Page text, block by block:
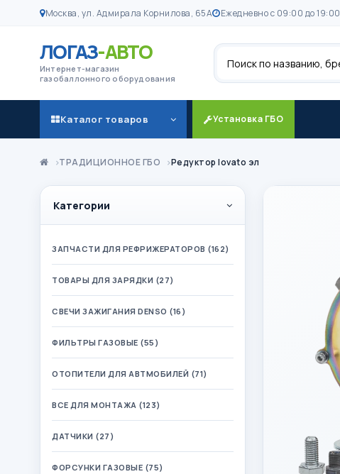
Москва, ул. Адмирала Корнилова, 65А Ежедневно с 09:00 до 19:00
ЛОГАЗ-АВТО
Интернет-магазин
газобаллонного оборудования
Каталог товаров Установка ГБО
ТРАДИЦИОННОЕ ГБО Редуктор lovato эл
Категории
ЗАПЧАСТИ ДЛЯ РЕФРИЖЕРАТОРОВ (162)
ТОВАРЫ ДЛЯ ЗАРЯДКИ (27)
СВЕЧИ ЗАЖИГАНИЯ DENSO (16)
ФИЛЬТРЫ ГАЗОВЫЕ (55)
ОТОПИТЕЛИ ДЛЯ АВТМОБИЛЕЙ (71)
ВСЕ ДЛЯ МОНТАЖА (123)
ДАТЧИКИ (27)
ФОРСУНКИ ГАЗОВЫЕ (75)